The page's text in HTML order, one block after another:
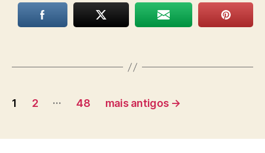
Paginação
posts
1 2 … 48 mais antigos →